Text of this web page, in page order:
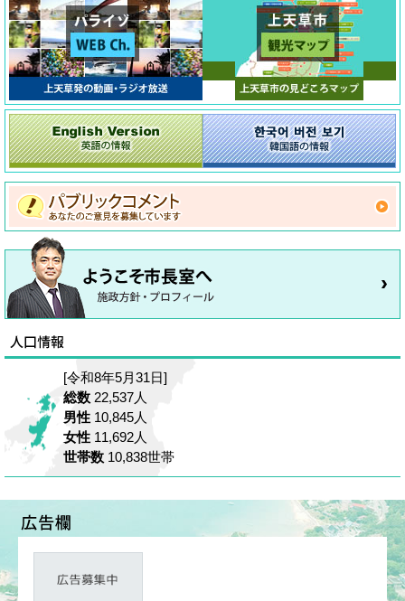
[令和8年5月31日]
総数 22,537人
男性 10,845人
女性 11,692人
世帯数 10,838世帯